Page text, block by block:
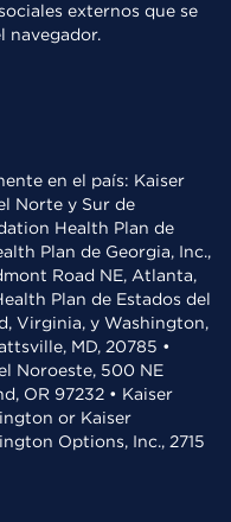
externos que se
navegador.
en el país: Kaiser
Norte y Sur de
Health Plan de
Plan de Georgia, Inc.,
Road NE, Atlanta,
Plan de Estados del
Virginia, y Washington,
MD, 20785 •
Noroeste, 500 NE
OR 97232 • Kaiser
or Kaiser
Options, Inc., 2715